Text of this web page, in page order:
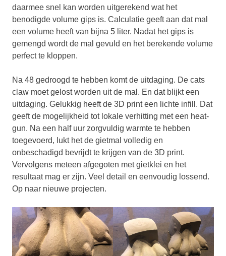
daarmee snel kan worden uitgerekend wat het
benodigde volume gips is. Calculatie geeft aan dat mal
een volume heeft van bijna 5 liter. Nadat het gips is
gemengd wordt de mal gevuld en het berekende volume
perfect te kloppen.
Na 48 gedroogd te hebben komt de uitdaging. De cats
claw moet gelost worden uit de mal. En dat blijkt een
uitdaging. Gelukkig heeft de 3D print een lichte infill. Dat
geeft de mogelijkheid tot lokale verhitting met een heat-
gun. Na een half uur zorgvuldig warmte te hebben
toegevoerd, lukt het de gietmal volledig en
onbeschadigd bevrijdt te krijgen van de 3D print.
Vervolgens meteen afgegoten met gietklei en het
resultaat mag er zijn. Veel detail en eenvoudig lossend.
Op naar nieuwe projecten.